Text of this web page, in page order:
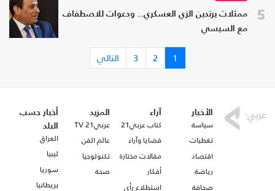
5
ممثلات يرتدين الزي العسكري.. ودعوات للاصطفاف
مع السيسي
1
2
3 التالي
الأخبار
سياسة
تغطيات
اقتصاد
رياضة
صحافة
آراء
كتاب عربي21
قضايا وآراء
مقالات مختارة
أفكار
استطلاع رأي
المزيد
عربي21 TV
عالم الفن
تكنولوجيا
صحة
أخبار حسب
البلد
العراق
ليبيا
سوريا
بريطانيا